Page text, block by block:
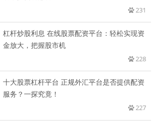
231
杠杆炒股利息 在线股票配资平台：轻松实现资
金放大，把握股市机
228
十大股票杠杆平台 正规外汇平台是否提供配资
服务？一探究竟！
227